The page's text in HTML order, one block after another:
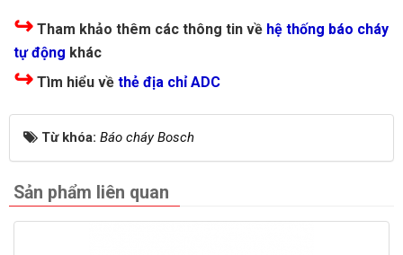
↪ Tham khảo thêm các thông tin về hệ thống báo cháy
tự động khác
↪ Tìm hiểu về thẻ địa chỉ ADC
Từ khóa: Báo cháy Bosch
Sản phẩm liên quan